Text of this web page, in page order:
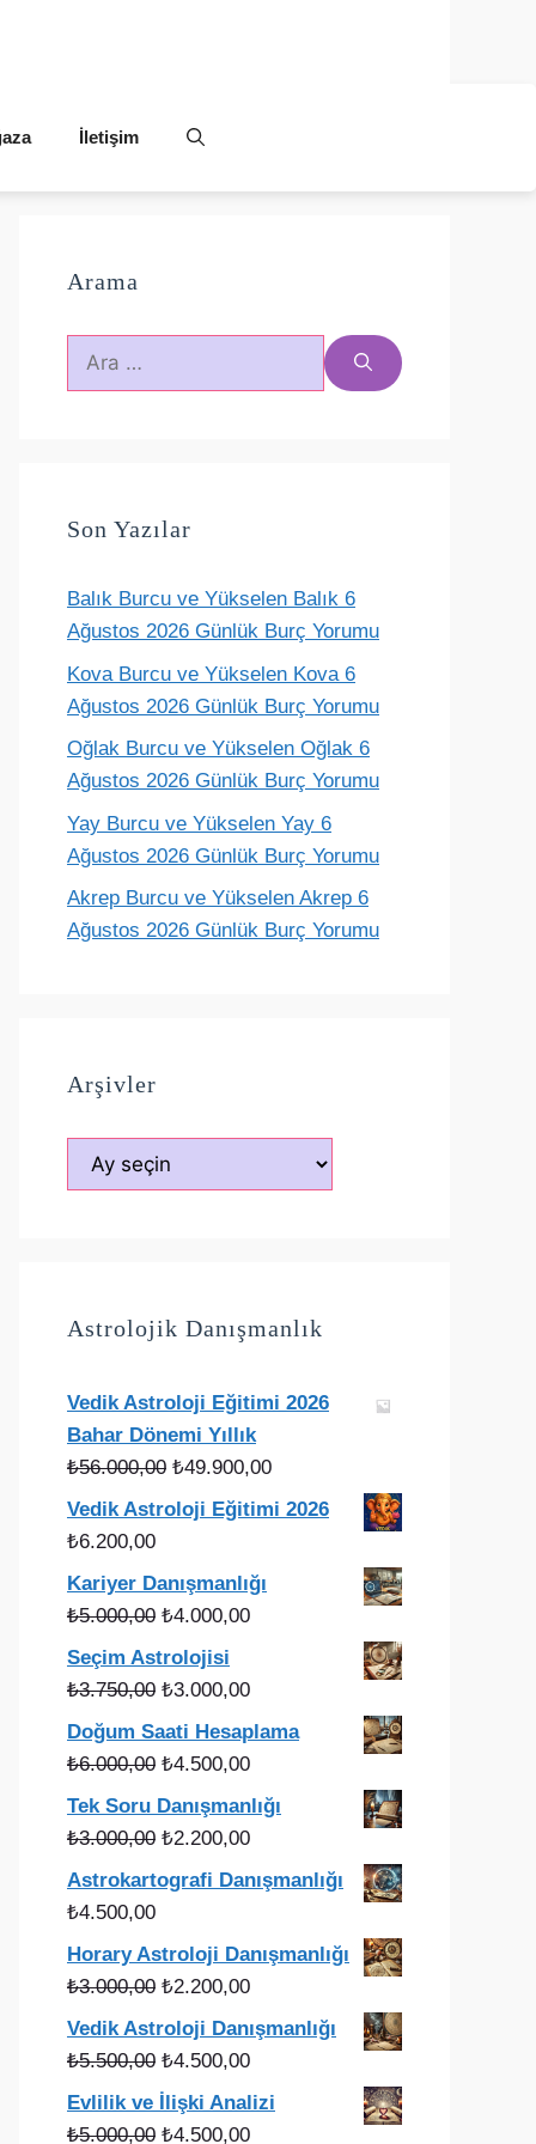
İletişim
Günlük yorum
Akrep
Günlük yorum
Yay
Günlük yorum
Arama
için
Son Yazılar
Balık Burcu ve Yükselen Balık 6
Ağustos 2026 Günlük Burç Yorumu
Kova Burcu ve Yükselen Kova 6
Ağustos 2026 Günlük Burç Yorumu
Oğlak Burcu ve Yükselen Oğlak 6
Ağustos 2026 Günlük Burç Yorumu
Yay Burcu ve Yükselen Yay 6
Ağustos 2026 Günlük Burç Yorumu
Akrep Burcu ve Yükselen Akrep 6
Ağustos 2026 Günlük Burç Yorumu
Arşivler
Arşivler
Astrolojik Danışmanlık
Vedik Astroloji Eğitimi 2026
Bahar Dönemi Yıllık
₺56.000,00 Orijinal
fiyat:
₺49.900,00Şu
andaki
₺49.900,00.
Vedik Astroloji Eğitimi 2026
₺6.200,00
Kariyer Danışmanlığı
₺5.000,00 Orijinal
fiyat:
₺5.000,00.
₺4.000,00Şu
fiyat:
Seçim Astrolojisi
₺3.750,00 Orijinal
fiyat:
₺3.750,00.
₺3.000,00Şu
andaki
fiyat:
Doğum Saati Hesaplama
₺6.000,00 Orijinal
fiyat:
₺6.000,00.
₺4.500,00Şu
andaki
fiyat:
Tek Soru Danışmanlığı
₺3.000,00 Orijinal
fiyat:
₺2.200,00Şu
Astrokartografi Danışmanlığı
₺4.500,00
Horary Astroloji Danışmanlığı
₺3.000,00 Orijinal
fiyat:
₺3.000,00.
₺2.200,00Şu
fiyat:
Vedik Astroloji Danışmanlığı
₺5.500,00 Orijinal
fiyat:
₺5.500,00.
₺4.500,00Şu
andaki
fiyat:
Evlilik ve İlişki Analizi
₺5.000,00 Orijinal
₺4.500,00Şu